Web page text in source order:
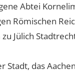
Abtei
Römischen
Jülich
Stadt, das